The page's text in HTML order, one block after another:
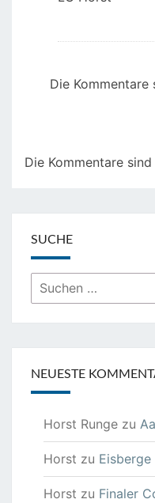
Die Kommentare
Die Kommentare
SUCHE
Suchen
nach:
NEUESTE
Horst Runge zu
Horst zu
Horst zu Finaler